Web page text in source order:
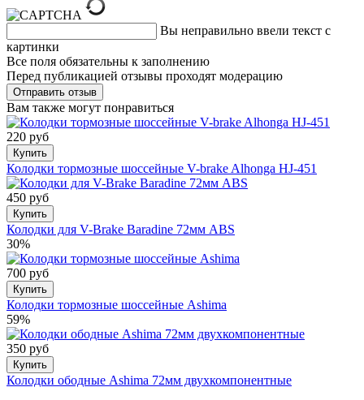
Вы неправильно ввели текст с
картинки
Все поля обязательны к заполнению
Перед публикацией отзывы проходят модерацию
Вам также могут понравиться
220 руб
Купить
Колодки тормозные шоссейные V-brake Alhonga HJ-451
450 руб
Купить
Колодки для V-Brake Baradine 72мм ABS
30%
700 руб
Купить
Колодки тормозные шоссейные Ashima
59%
350 руб
Купить
Колодки ободные Ashima 72мм двухкомпонентные